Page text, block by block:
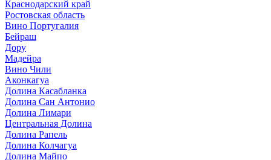
Краснодарский край
Ростовская область
Вино Португалия
Бейраш
Дору
Мадейра
Вино Чили
Аконкагуа
Долина Касабланка
Долина Сан Антонио
Долина Лимари
Центральная Долина
Долина Рапель
Долина Колчагуа
Долина Майпо